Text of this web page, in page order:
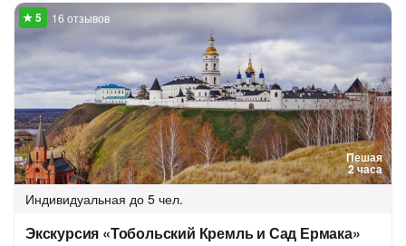
Пешая
2 часа
16 отзывов
Индивидуальная до 5 чел.
Экскурсия «Тобольский Кремль и Сад Ермака»